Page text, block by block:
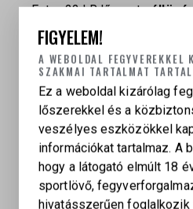
Ezt a .22 LR lőszert
edzésreajánlják, különösen
következetes teljesítmény
m-es távolságokon.
FIGYELEM!
A WEBOLDAL FEGYVEREKKEL
SZAKMAI TARTALMAT
Ez a weboldal kizárólag
lőszerekkel és a
veszélyes eszközökkel
információkat tartalmaz. A
hogy a látogató elmúlt 18
sportlövő,
hivatásszerűen